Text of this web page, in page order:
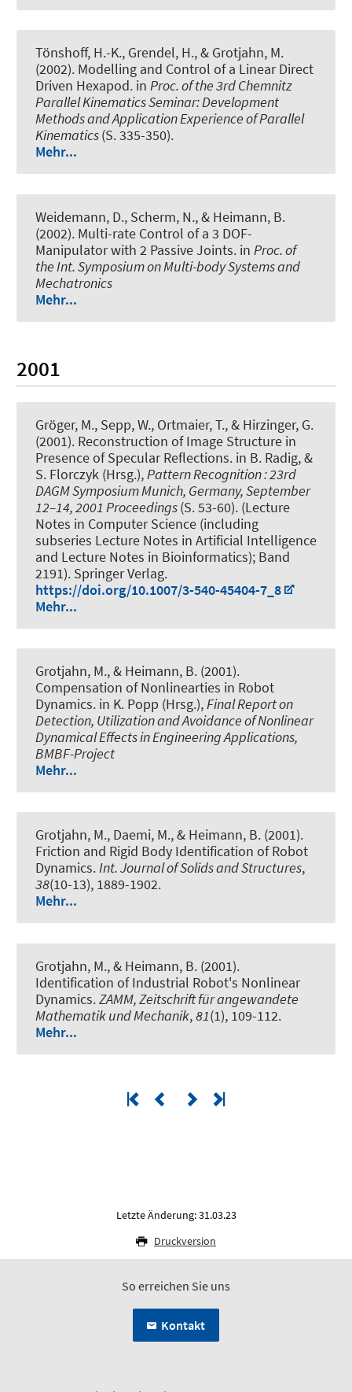
Tönshoff, H.-K., Grendel, H., & Grotjahn, M.
(2002). Modelling and Control of a Linear Direct
Driven Hexapod. in Proc. of the 3rd Chemnitz
Parallel Kinematics Seminar: Development
Methods and Application Experience of Parallel
Kinematics(S. 335-350).
Mehr...
Weidemann, D., Scherm, N., & Heimann, B.
(2002). Multi-rate Control of a 3 DOF-
Manipulator with 2 Passive Joints. in Proc. of
the Int. Symposium on Multi-body Systems and
Mechatronics
Mehr...
2001
Gröger, M., Sepp, W., Ortmaier, T., & Hirzinger, G.
(2001). Reconstruction of Image Structure in
Presence of Specular Reflections. in B. Radig, &
S. Florczyk (Hrsg.),Pattern Recognition : 23rd
DAGM Symposium Munich, Germany, September
12–14, 2001 Proceedings(S. 53-60). (Lecture
Notes in Computer Science (including
subseries Lecture Notes in Artificial Intelligence
and Lecture Notes in Bioinformatics); Band
2191). Springer Verlag.
https://doi.org/10.1007/3-540-45404-7_8
Mehr...
Grotjahn, M., & Heimann, B. (2001).
Compensation of Nonlinearties in Robot
Dynamics. in K. Popp (Hrsg.),Final Report on
Detection, Utilization and Avoidance of Nonlinear
Dynamical Effects in Engineering Applications,
BMBF-Project
Mehr...
Grotjahn, M., Daemi, M., & Heimann, B. (2001).
Friction and Rigid Body Identification of Robot
Dynamics.Int. Journal of Solids and Structures,
38(10-13), 1889-1902.
Mehr...
Grotjahn, M., & Heimann, B. (2001).
Identification of Industrial Robot's Nonlinear
Dynamics.ZAMM, Zeitschrift für angewandete
Mathematik und Mechanik,81(1), 109-112.
Mehr...
Letzte Änderung: 31.03.23
Druckversion
So erreichen Sie uns
Kontakt